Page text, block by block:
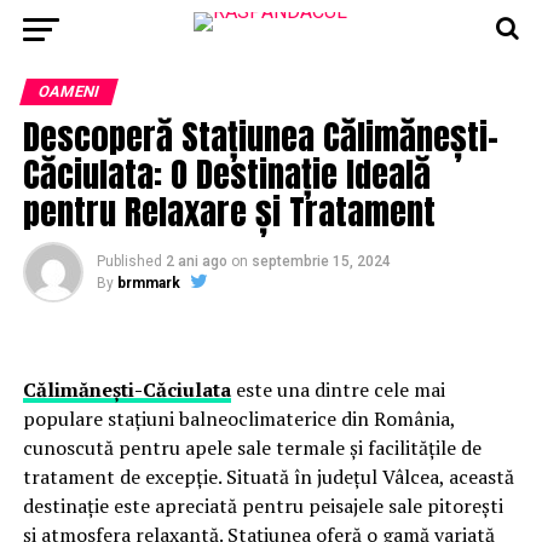
OAMENI
Descoperă Stațiunea Călimănești-
Căciulata: O Destinație Ideală
pentru Relaxare și Tratament
Published 2 ani ago on septembrie 15, 2024
By brmmark
Călimănești-Căciulataeste una dintre cele mai
populare stațiuni balneoclimaterice din România,
cunoscută pentru apele sale termale și facilitățile de
tratament de excepție. Situată în județul Vâlcea, această
destinație este apreciată pentru peisajele sale pitorești
și atmosfera relaxantă. Stațiunea oferă o gamă variată